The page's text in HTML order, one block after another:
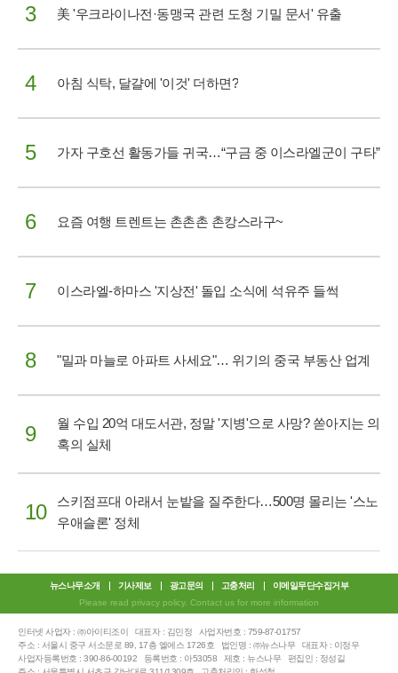
3 美 '우크라이나전·동맹국 관련 도청 기밀 문서' 유출
4 아침 식탁, 달걀에 '이것' 더하면?
5 가자 구호선 활동가들 귀국…“구금 중 이스라엘군이 구타”
6 요즘 여행 트렌트는 촌촌촌 촌캉스라구~
7 이스라엘-하마스 '지상전' 돌입 소식에 석유주 들썩
8 "밀과 마늘로 아파트 사세요"… 위기의 중국 부동산 업계
9
월 수입 20억 대도서관, 정말 '지병'으로 사망? 쏟아지는 의
혹의 실체
10
스키점프대 아래서 눈밭을 질주한다…500명 몰리는 '스노
우애슬론' 정체
뉴스나무소개 기사제보 광고문의 고충처리
이메일무단수집거부
Please read privacy policy. Contact us for more information
인터넷 사업자 : ㈜아이티조이 대표자 : 김민정
사업자번호 : 759-87-01757
주소 : 서울시 중구 서소문로 89, 17층 엘에스 1726호
법인명 : ㈜뉴스나무
대표자 : 이정우
사업자등록번호 : 390-86-00192
등록번호 : 아53058 제호 : 뉴스나무
편집인 : 정성길